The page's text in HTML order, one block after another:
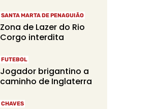
SANTA MARTA DE PENAGUIÃO
Zona de Lazer do Rio
Corgo interdita
FUTEBOL
Jogador brigantino a
caminho de Inglaterra
CHAVES